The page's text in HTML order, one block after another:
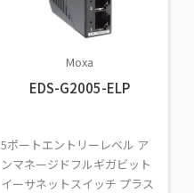
Moxa
EDS-G2005-ELP
5ポートエントリーレベル ア
ンマネージドフルギガビット
イーサネットスイッチ プラス